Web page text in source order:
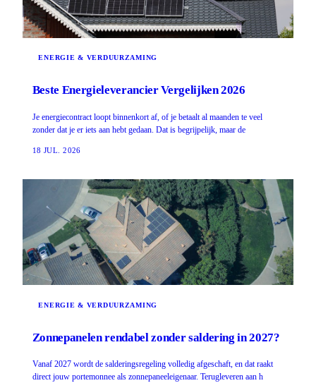
ENERGIE & VERDUURZAMING
Beste Energieleverancier Vergelijken 2026
Je energiecontract loopt binnenkort af, of je betaalt al maanden te veel
zonder dat je er iets aan hebt gedaan. Dat is begrijpelijk, maar de
18 JUL. 2026
ENERGIE & VERDUURZAMING
Zonnepanelen rendabel zonder saldering in 2027?
Vanaf 2027 wordt de salderingsregeling volledig afgeschaft, en dat raakt
direct jouw portemonnee als zonnepaneeleigenaar. Terugleveren aan h